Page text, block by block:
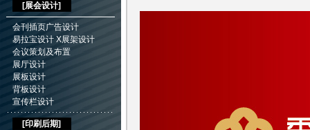
[展会设计]
会刊插页广告设计
易拉宝设计 X展架设计
会议策划及布置
展厅设计
展板设计
背板设计
宣传栏设计
[印刷后期]